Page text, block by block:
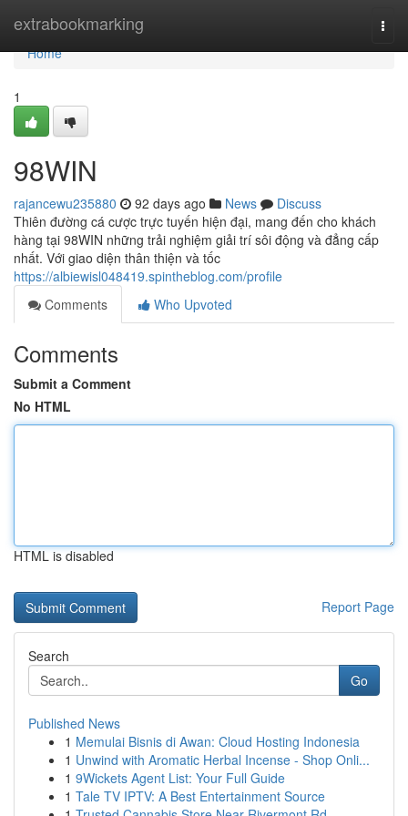
extrabookmarking
Home
Home
1
98WIN
rajancewu235880 92 days ago News
Discuss
Thiên đường cá cược trực tuyến hiện đại, mang đến cho khách
hàng tại 98WIN những trải nghiệm giải trí sôi động và đẳng cấp
nhất. Với giao diện thân thiện và tốc
https://albiewisl048419.spintheblog.com/profile
Comments
Who Upvoted
Comments
Submit a Comment
No HTML
HTML is disabled
Report Page
Search
Go
Published News
1 Memulai Bisnis di Awan: Cloud Hosting Indonesia
1 Unwind with Aromatic Herbal Incense - Shop Onli...
1 9Wickets Agent List: Your Full Guide
1 Tale TV IPTV: A Best Entertainment Source